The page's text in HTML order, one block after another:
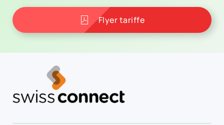
Flyer tariffe